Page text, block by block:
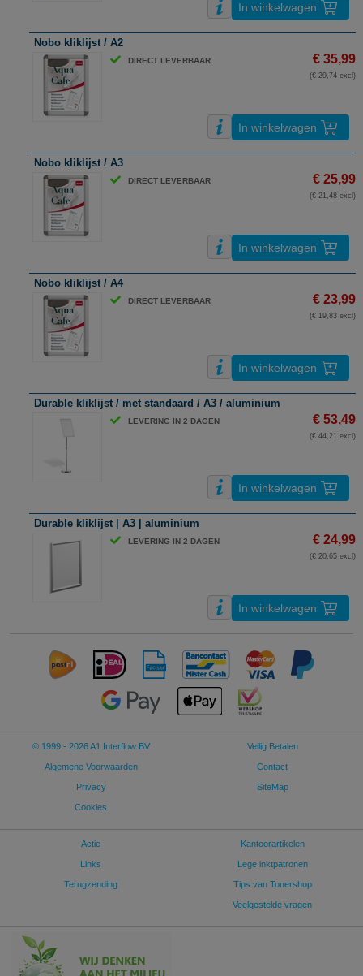
In winkelwagen
Nobo kliklijst / A2
DIRECT LEVERBAAR € 35,99
(€ 29,74 excl)
In winkelwagen
Nobo kliklijst / A3
DIRECT LEVERBAAR € 25,99
(€ 21,48 excl)
In winkelwagen
Nobo kliklijst / A4
DIRECT LEVERBAAR € 23,99
(€ 19,83 excl)
In winkelwagen
Durable kliklijst / met standaard / A3 / aluminium
LEVERING IN 2 DAGEN € 53,49
(€ 44,21 excl)
In winkelwagen
Durable kliklijst | A3 | aluminium
LEVERING IN 2 DAGEN € 24,99
(€ 20,65 excl)
In winkelwagen
© 1999 - 2026 A1 Interflow BV
Algemene Voorwaarden
Privacy
Cookies
Veilig Betalen
Contact
SiteMap
Actie
Links
Terugzending
Kantoorartikelen
Lege inktpatronen
Tips van Tonershop
Veelgestelde vragen